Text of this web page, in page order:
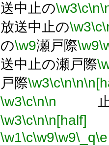
送中止の\w3\c\n
放送中止の\w3\c
の\w9瀬戸際\w9
送中止の瀬戸際
戸際\w3\c\n\n
\w3\c\n\n 止の
\w3\c\n\n[half]
\w1\c\w9\w9\_q\e